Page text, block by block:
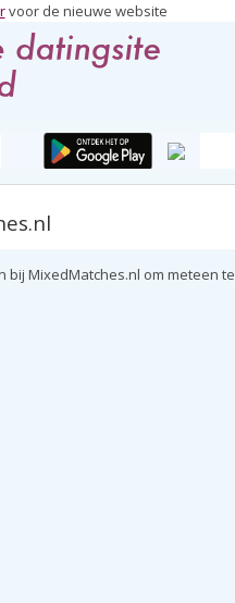
voor de nieuwe website
MixedMatches.nl om meteen te